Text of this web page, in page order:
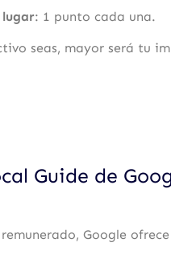
lugar: 1 punto cada una.
seas, mayor será tu
Guide de
Google